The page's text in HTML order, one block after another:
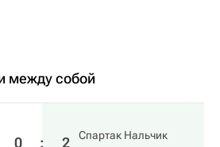
между собой
0 : 2 Спартак Нальчик